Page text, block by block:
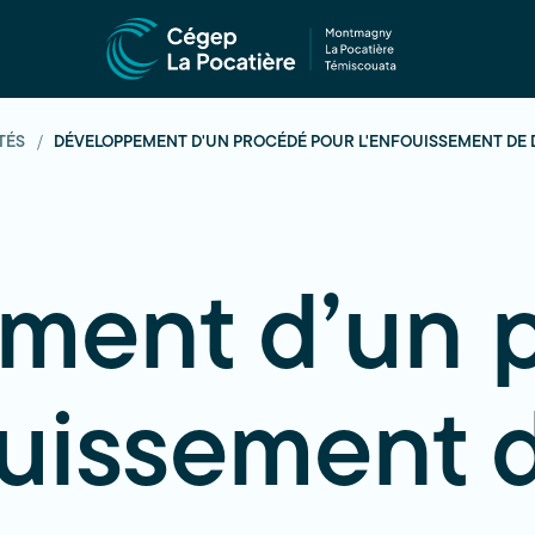
DÉVELOPPEMENT D'UN PROCÉDÉ POUR L'ENFOUISSEMENT DE
d’un